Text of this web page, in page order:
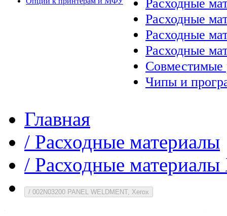
Расходные
Расходные
Расходные
Расходные
Совместимые
Чипы и
Главная
/ Расходные материалы
/ Расходные
/ 002N03200 PANEL WELDMENT, Xerox